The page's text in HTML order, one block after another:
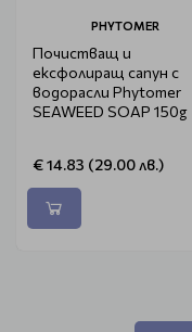
PHYTOMER
Почистващ и
ексфолиращ сапун с
водорасли Phytomer
SEAWEED SOAP 150g
€ 14.83 (29.00 лв.)